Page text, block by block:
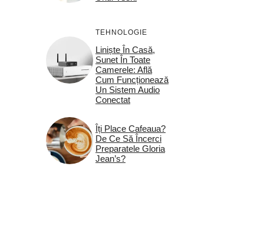
TEHNOLOGIE
Liniște În Casă,
Sunet În Toate
Camerele: Află
Cum Funcționează
Un Sistem Audio
Conectat
Îți Place Cafeaua?
De Ce Să Încerci
Preparatele Gloria
Jean’s?